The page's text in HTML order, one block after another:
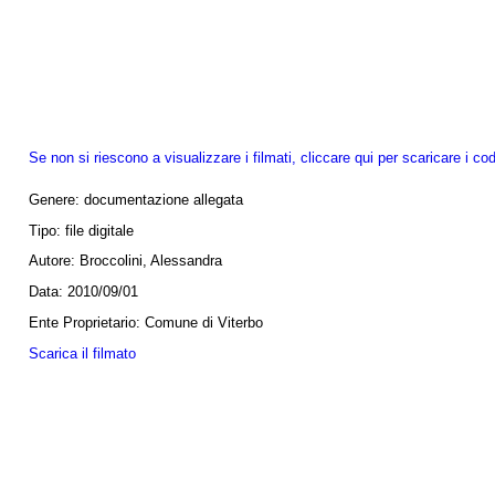
Se non si riescono a visualizzare i filmati, cliccare qui per scaricare i
Genere: documentazione allegata
Tipo: file digitale
Autore: Broccolini, Alessandra
Data: 2010/09/01
Ente Proprietario: Comune di Viterbo
Scarica il filmato